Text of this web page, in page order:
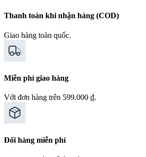
Thanh toán khi nhận hàng (COD)
Giao hàng toàn quốc.
Miễn phí giao hàng
Với đơn hàng trên 599.000 ₫.
Đổi hàng miễn phí